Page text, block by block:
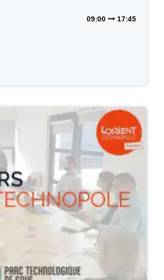
09:00
17:45